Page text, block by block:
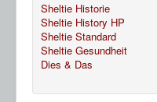
Sheltie Historie
Sheltie History HP
Sheltie Standard
Sheltie Gesundheit
Dies & Das